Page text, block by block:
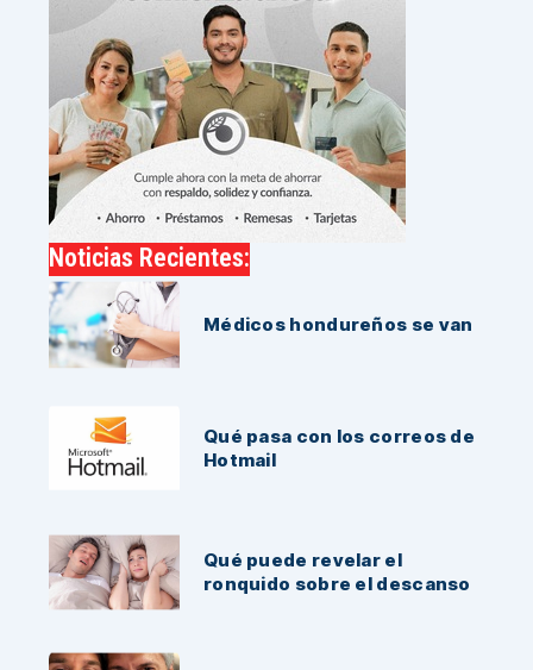
Noticias Recientes:
Médicos hondureños se van
Qué pasa con los correos de
Hotmail
Qué puede revelar el
ronquido sobre el descanso